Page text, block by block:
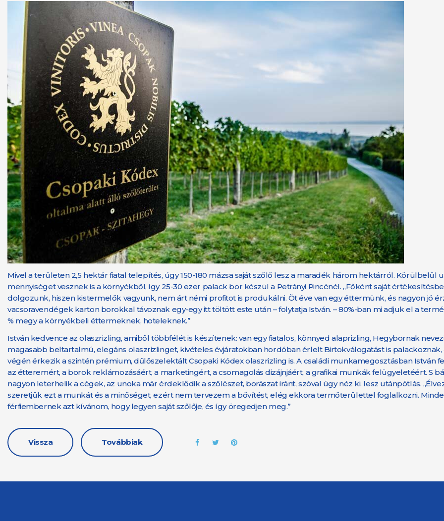
Mivel a területen 2,5 hektár fiatal telepítés, úgy 150-180 mázsa saját szőlő lesz a maradék három hektárról. Körülbelül
mennyiséget vesznek is a környékből, így 25-30 ezer palack bor készül a Petrányi Pincénél. „Főként saját
dolgozunk, hiszen kistermelők vagyunk, nem árt némi profitot is produkálni. Öt éve van egy éttermünk, és nagyon jó
vacsoravendégek karton borokkal távoznak egy-egy itt töltött este után – folytatja István. – 80%-ban mi adjuk el a
% megy a környékbeli éttermeknek, hoteleknek.”
István kedvence az olaszrizling, amiből többfélét is készítenek: van egy fiatalos, könnyed alaprizling, Hegybornak
magasabb beltartalmú, elegáns olaszrizlinget, kivételes évjáratokban hordóban érlelt Birtokválogatást is palackoznak,
végén érkezik a szintén prémium, dűlőszelektált Csopaki Kódex olaszrizling is. A családi munkamegosztásban István
az étteremért, a borok reklámozásáért, a marketingért, a csomagolás dizájnjáért, a grafikai munkák felügyeletéért. S
nagyon leterhelik a cégek, az unoka már érdeklődik a szőlészet, borászat iránt, szóval úgy néz ki, lesz utánpótlás.
szeretjük ezt a munkát és a minőséget, ezért nem tervezem a bővítést, elég ekkora termőterülettel foglalkozni.
férfiembernek azt kívánom, hogy legyen saját szőlője, és így öregedjen meg.”
Vissza Továbbiak